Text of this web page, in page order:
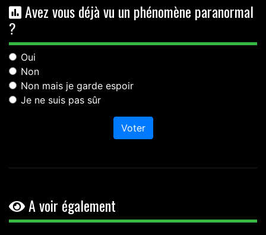
Avez vous déjà vu un phénomène paranormal
?
Oui
Non
Non mais je garde espoir
Je ne suis pas sûr
Voter
A voir également